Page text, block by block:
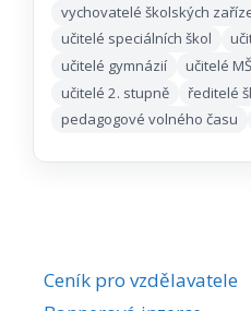
vychovatelé školských
učitelé speciálních škol
učitelé gymnázií
učitelé MŠ
učitelé 2. stupně
ředitelé
pedagogové volného času
Ceník pro vzdělavatele